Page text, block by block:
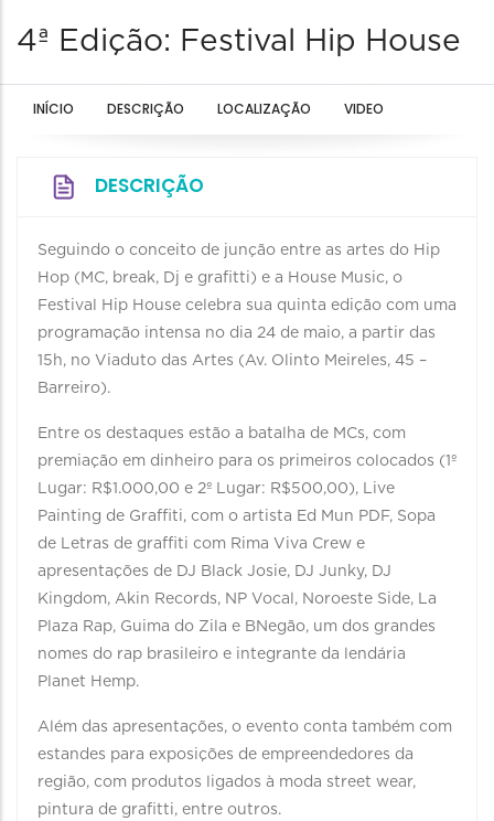
4ª Edição: Festival Hip House
INÍCIO DESCRIÇÃO LOCALIZAÇÃO VIDEO
DESCRIÇÃO
Seguindo o conceito de junção entre as artes do Hip
Hop (MC, break, Dj e grafitti) e a House Music, o
Festival Hip House celebra sua quinta edição com uma
programação intensa no dia 24 de maio, a partir das
15h, no Viaduto das Artes (Av. Olinto Meireles, 45 –
Barreiro).
Entre os destaques estão a batalha de MCs, com
premiação em dinheiro para os primeiros colocados (1º
Lugar: R$1.000,00 e 2º Lugar: R$500,00), Live
Painting de Graffiti, com o artista Ed Mun PDF, Sopa
de Letras de graffiti com Rima Viva Crew e
apresentações de DJ Black Josie, DJ Junky, DJ
Kingdom, Akin Records, NP Vocal, Noroeste Side, La
Plaza Rap, Guima do Zila e BNegão, um dos grandes
nomes do rap brasileiro e integrante da lendária
Planet Hemp.
Além das apresentações, o evento conta também com
estandes para exposições de empreendedores da
região, com produtos ligados à moda street wear,
pintura de grafitti, entre outros.